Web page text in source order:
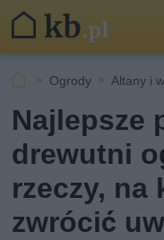
Ogrody Altany i
Najlepsze
drewutni
rzeczy, na
zwrócić